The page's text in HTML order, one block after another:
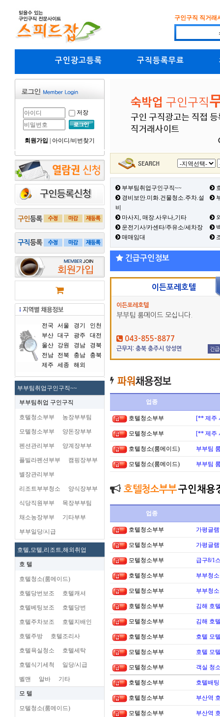
구인구직 직거래
구인광고등록 구직등록무료
저장
회원가입 아이디/비번찾기
전국 서울 경기
인천
부산 대구 광주
대전
울산
강원 경남
경북
전남
전북 충남
충북
제주
세종 해외
부부팀취업구인구직~~
부부팀취업 구인구직
호텔청소부부 농장부부팀
모텔청소부부 양돈장부부
펜션관리부부 양계장부부
플빌라펜션부부 캠핑장부부
별장관리부부
리조트부부청소 양식장부부
식당직원부부 목장부부팀
채소농장부부 기타부부
부부일당/시급
호텔,모텔,리조트,해외취업
호 텔
호텔청소(룸메이드)
호텔당번보조 호텔캐셔
호텔베팅보조 호텔당번
호텔주차보조 호텔지배인
호텔주방 호텔조리사
호텔욕실청소 호텔세탁
호텔식기세척 일당/시급
벨맨 알바 기타
모 텔
모텔청소(룸메이드)
부부팀취업구인구직~~
경비보안.미화.건물청소.주차.설
비
마사지, 매장.사우나,기타
운전기사/카센타/주유소/세차장
매매임대
긴급구인정보
이든포레호텔
이든포레호텔
부부팀 룸메이드 모십니다.
043-855-8877
근무지: 충북 충주시 앙성면 긴
업종
호텔청소부부 [** 제주
모텔청소부부 [** 제주
호텔청소(룸메이드) 부부팀
모텔청소(룸메이드) 부부팀
호텔청소부부구인채용
업종
호텔청소부부 가평글
모텔청소부부 가평글
모텔청소부부 급구8/1
호텔청소부부 부부청
모텔청소부부 부부청
호텔청소부부 김해 호
모텔청소부부 김해 호
호텔청소부부 호텔 모
모텔청소부부 호텔 모
모텔청소부부 객실 청
호텔청소부부 호텔배
호텔청소부부 부산역
모텔청소부부 부산역